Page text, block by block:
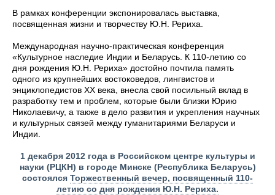
В рамках конференции экспонировалась выставка,
посвященная жизни и творчеству Ю.Н. Рериха.
Международная научно-практическая конференция
«Культурное наследие Индии и Беларусь. К 110-летию со
дня рождения Ю.Н. Рериха» достойно почтила память
одного из крупнейших востоковедов, лингвистов и
энциклопедистов ХХ века, внесла свой посильный вклад в
разработку тем и проблем, которые были близки Юрию
Николаевичу, а также в дело развития и укрепления научных
и культурных связей между гуманитариями Беларуси и
Индии.
1 декабря 2012 года в Российском центре культуры и
науки (РЦКН) в городе Минске (Республика Беларусь)
состоялся Торжественный вечер, посвященный 110-
летию со дня рождения Ю.Н. Рериха.